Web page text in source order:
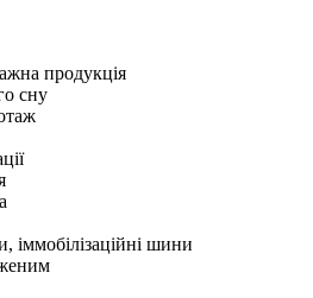
продукція
сну
іммобілізаційні шини